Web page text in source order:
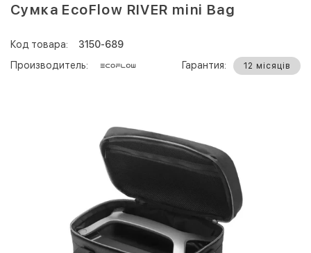
Сумка EcoFlow RIVER mini Bag
Код товара:
3150-689
Производитель:
Гарантия: 12 місяців